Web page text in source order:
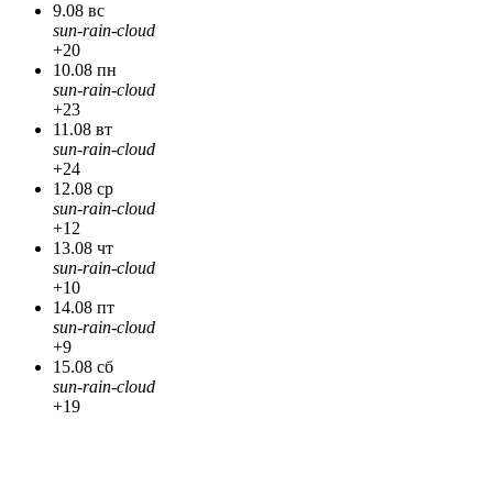
9.08 вс
sun-rain-cloud
+20
10.08 пн
sun-rain-cloud
+23
11.08 вт
sun-rain-cloud
+24
12.08 ср
sun-rain-cloud
+12
13.08 чт
sun-rain-cloud
+10
14.08 пт
sun-rain-cloud
+9
15.08 сб
sun-rain-cloud
+19